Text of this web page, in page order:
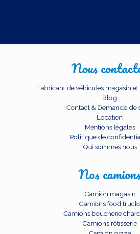
Nous
Fabricant de véhicules magasin
Blog
Contact & Demande de
Location
Mentions légales
Politique de
Qui sommes nous
Nos camions
Camion magasin
Camions food
Camions boucherie
Camions rôtisserie